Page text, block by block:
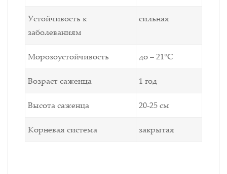
Устойчивость к
заболеваниям
сильная
Морозоустойчивость до – 21°С
Возраст саженца 1 год
Высота саженца 20-25 см
Корневая система закрытая